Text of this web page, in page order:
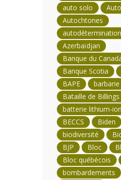
auto solo
Autochtones
autodétermination
Azerbaïdjan
Banque du
Banque Scotia
BAPE
barbarie
Bataille de
batterie lithium-ion
BECCS
Biden
biodiversité
BJP
Bloc
Bloc québécois
bombardements